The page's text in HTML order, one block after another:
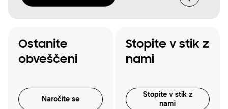
Ostanite
obveščeni
Naročite se
Stopite v stik z
nami
Stopite v stik z
nami